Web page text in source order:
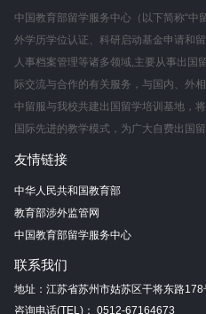
中国教育部留学服务中心（以下简称“中
外学历学位认证、科研启动基金申请和
人事档案管理等诸多领域,主要从事出国
际交流与合作的有关服务，与国内、外
中留服与我校共建出国留学培训基地，
国际先进的教学模式，为广大自费出国
友情链接
中华人民共和国教育部
教育部涉外监管网
中国教育部留学服务中心
联系我们
地址：江苏省苏州市姑苏区干将东路
咨询电话(TEL)： 0512-67164673